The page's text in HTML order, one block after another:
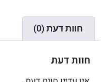
חוות דעת (0)
חוות דעת